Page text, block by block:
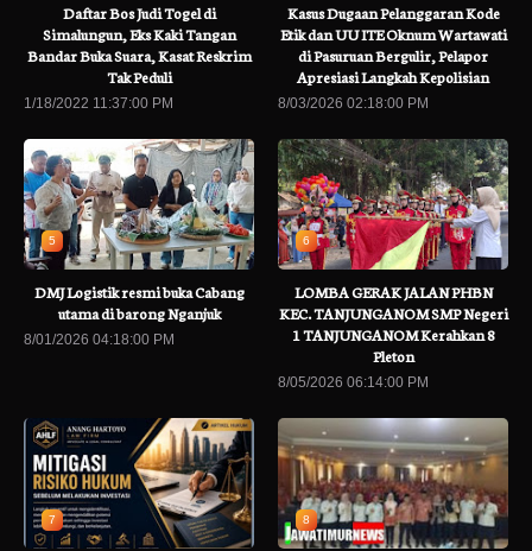
Daftar Bos Judi Togel di
Simalungun, Eks Kaki Tangan
Bandar Buka Suara, Kasat Reskrim
Tak Peduli
1/18/2022 11:37:00 PM
Kasus Dugaan Pelanggaran Kode
Etik dan UU ITE Oknum Wartawati
di Pasuruan Bergulir, Pelapor
Apresiasi Langkah Kepolisian
8/03/2026 02:18:00 PM
5
DMJ Logistik resmi buka Cabang
utama di barong Nganjuk
8/01/2026 04:18:00 PM
6
LOMBA GERAK JALAN PHBN
KEC. TANJUNGANOM SMP Negeri
1 TANJUNGANOM Kerahkan 8
Pleton
8/05/2026 06:14:00 PM
7 8